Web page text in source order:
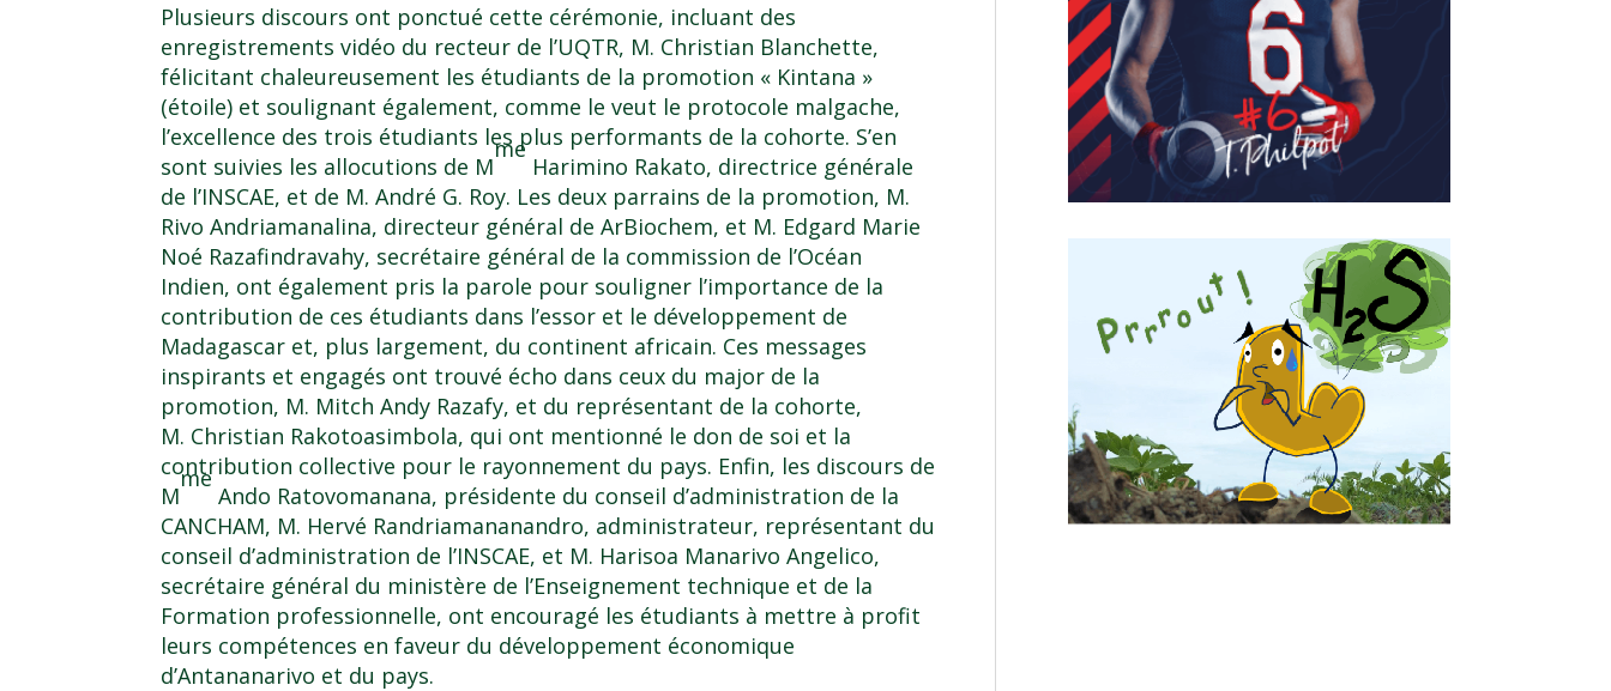
Plusieurs discours ont ponctué cette cérémonie, incluant des
enregistrements vidéo du recteur de l’UQTR, M. Christian Blanchette,
félicitant chaleureusement les étudiants de la promotion « Kintana »
(étoile) et soulignant également, comme le veut le protocole malgache,
l’excellence des trois étudiants les plus performants de la cohorte. S’en
sont suivies les allocutions de M
me
Harimino Rakato, directrice générale
de l’INSCAE, et de M. André G. Roy. Les deux parrains de la promotion, M.
Rivo Andriamanalina, directeur général de ArBiochem, et M. Edgard Marie
Noé Razafindravahy, secrétaire général de la commission de l’Océan
Indien, ont également pris la parole pour souligner l’importance de la
contribution de ces étudiants dans l’essor et le développement de
Madagascar et, plus largement, du continent africain. Ces messages
inspirants et engagés ont trouvé écho dans ceux du major de la
promotion, M. Mitch Andy Razafy, et du représentant de la cohorte,
M. Christian Rakotoasimbola, qui ont mentionné le don de soi et la
contribution collective pour le rayonnement du pays. Enfin, les discours de
M
me
Ando Ratovomanana, présidente du conseil d’administration de la
CANCHAM, M. Hervé Randriamananandro, administrateur, représentant du
conseil d’administration de l’INSCAE, et M. Harisoa Manarivo Angelico,
secrétaire général du ministère de l’Enseignement technique et de la
Formation professionnelle, ont encouragé les étudiants à mettre à profit
leurs compétences en faveur du développement économique
d’Antananarivo et du pays.